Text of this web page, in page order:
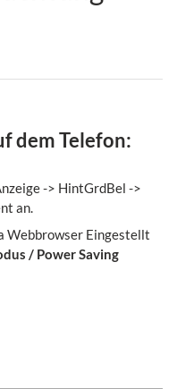
dem Telefon:
-> HintGrdBel ->
an.
Webbrowser Eingestellt
/ Power Saving